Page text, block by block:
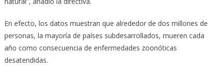
En efecto, los datos muestran que alrededor de dos millones de
personas, la mayoría de países subdesarrollados, mueren cada
año como consecuencia de enfermedades zoonóticas
desatendidas.